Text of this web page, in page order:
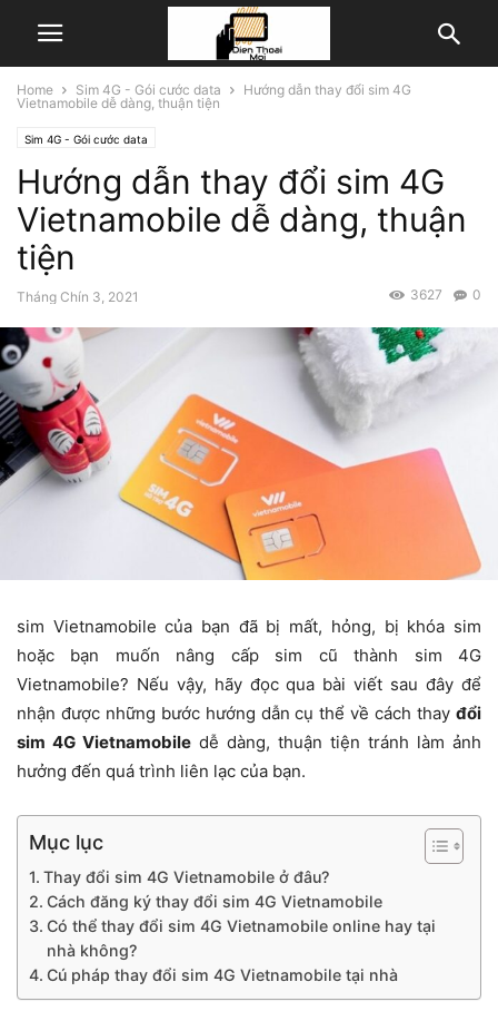
Home Sim 4G - Gói cước data
Hướng dẫn thay đổi sim 4G
Vietnamobile dễ dàng, thuận tiện
Sim 4G - Gói cước data
Hướng dẫn thay đổi sim 4G
Vietnamobile dễ dàng, thuận
tiện
Tháng Chín 3, 2021 0
3627
sim Vietnamobile của bạn đã bị mất, hỏng, bị khóa sim
hoặc bạn muốn nâng cấp sim cũ thành sim 4G
Vietnamobile? Nếu vậy, hãy đọc qua bài viết sau đây để
nhận được những bước hướng dẫn cụ thể về cách thay đổi
sim 4G Vietnamobile dễ dàng, thuận tiện tránh làm ảnh
hưởng đến quá trình liên lạc của bạn.
Mục lục
Thay đổi sim 4G Vietnamobile ở đâu?
Cách đăng ký thay đổi sim 4G Vietnamobile
Có thể thay đổi sim 4G Vietnamobile online hay tại
nhà không?
Cú pháp thay đổi sim 4G Vietnamobile tại nhà